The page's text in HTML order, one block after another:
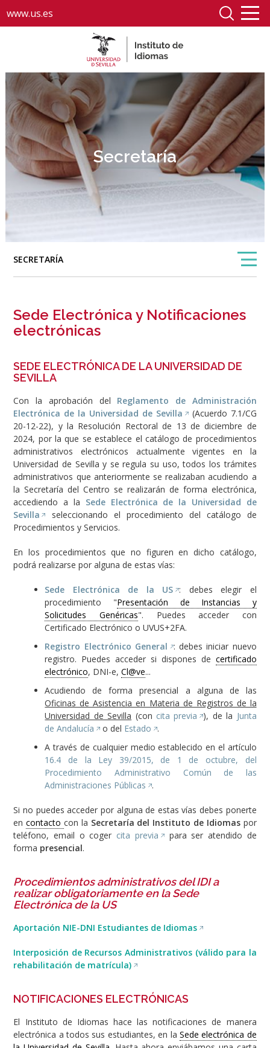
www.us.es
Secretaría
SECRETARÍA
Sede Electrónica y Notificaciones
electrónicas
SEDE ELECTRÓNICA DE LA UNIVERSIDAD DE
SEVILLA
Con la aprobación del Reglamento de Administración
Electrónica de la Universidad de Sevilla (Acuerdo 7.1/CG
20-12-22), y la Resolución Rectoral de 13 de diciembre de
2024, por la que se establece el catálogo de procedimientos
administrativos electrónicos actualmente vigentes en la
Universidad de Sevilla y se regula su uso, todos los trámites
administrativos que anteriormente se realizaban acudiendo a
la Secretaría del Centro se realizarán de forma electrónica,
accediendo a la Sede Electrónica de la Universidad de
Sevilla
seleccionando el procedimiento del catálogo de
Procedimientos y Servicios.
En los procedimientos que no figuren en dicho catálogo,
podrá realizarse por alguna de estas vías:
Sede Electrónica de la US : debes elegir el
procedimiento "Presentación de Instancias y
Solicitudes Genéricas". Puedes acceder con
Certificado Electrónico o UVUS+2FA.
Registro Electrónico General : debes iniciar nuevo
registro. Puedes acceder si dispones de certificado
electrónico, DNI-e,Cl@ve...
Acudiendo de forma presencial a alguna de las
Oficinas de Asistencia en Materia de Registros de la
Universidad de Sevilla (con cita previa ), de la Junta
de Andalucía
o del Estado
.
A través de cualquier medio establecido en el artículo
16.4 de la Ley 39/2015, de 1 de octubre, del
Procedimiento Administrativo Común de las
Administraciones Públicas
.
Si no puedes acceder por alguna de estas vías debes ponerte
encontactocon la Secretaría del Instituto de Idiomaspor
teléfono, email o coger cita previa para ser atendido de
forma presencial.
Procedimientos administrativos del IDI a
realizar obligatoriamente en la Sede
Electrónica de la US
Aportación NIE-DNI Estudiantes de Idiomas
Interposición de Recursos Administrativos (válido para la
rehabilitación de matrícula)
NOTIFICACIONES ELECTRÓNICAS
El Instituto de Idiomas hace las notificaciones de manera
electrónica a todos sus estudiantes, en la Sede electrónica de